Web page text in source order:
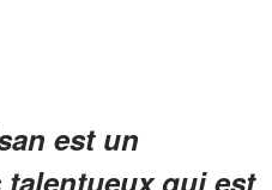
est un
qui est